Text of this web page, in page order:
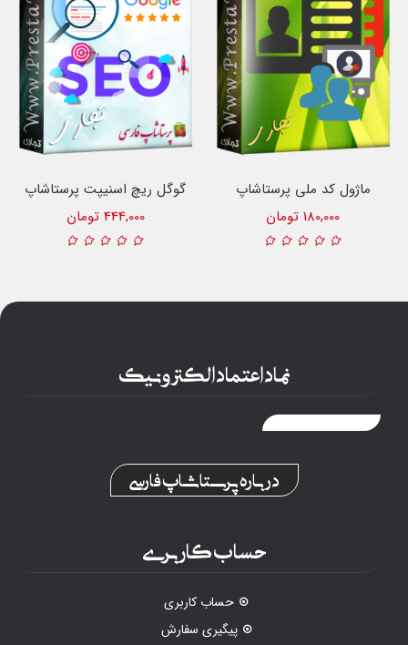
گوگل ریچ اسنیپت پرستاشاپ
444,000 تومان
ماژول کد ملی پرستاشاپ
180,000 تومان
نماد اعتماد الکترونیک
درباره پرستاشاپ فارسی
حساب کاربری
حساب کاربری
پیگیری سفارش